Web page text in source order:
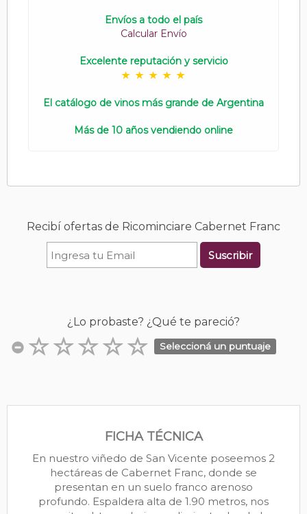
Envíos a todo el país
Calcular Envío
Excelente reputación y servicio
El catálogo de vinos más grande de Argentina
Más de 10 años vendiendo online
Recibí ofertas de Ricominciare Cabernet Franc
Suscribir
¿Lo probaste? ¿Qué te pareció?
Seleccioná un puntuaje
FICHA TÉCNICA
En nuestro viñedo de San Vicente poseemos 2
hectáreas de Cabernet Franc, donde se
presentan en un suelo franco arenoso
profundo. Espaldera alta de 1.90 metros, nos